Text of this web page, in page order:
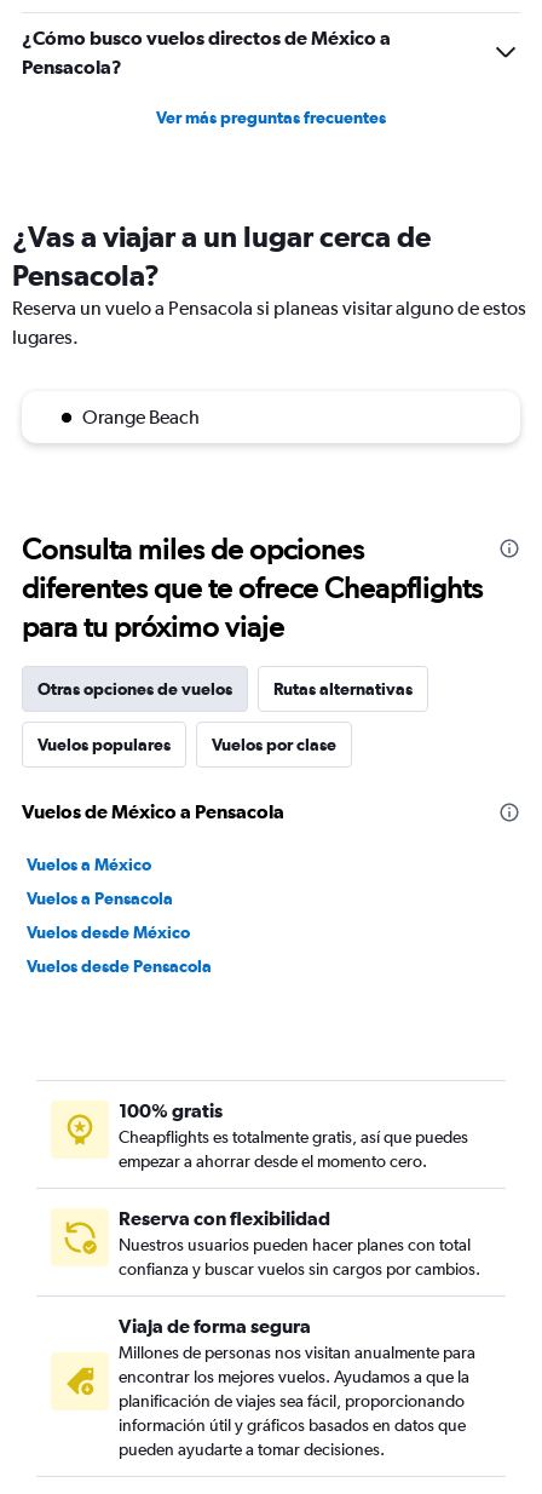
¿Cómo busco vuelos directos de México a
Pensacola?
Ver más preguntas frecuentes
¿Vas a viajar a un lugar cerca de
Pensacola?
Reserva un vuelo a Pensacola si planeas visitar alguno de estos
lugares.
Orange Beach
Consulta miles de opciones
diferentes que te ofrece Cheapflights
para tu próximo viaje
Otras opciones de vuelos Rutas alternativas
Vuelos populares Vuelos por clase
Vuelos de México a Pensacola
Vuelos a México
Vuelos a Pensacola
Vuelos desde México
Vuelos desde Pensacola
100% gratis
Cheapflights es totalmente gratis, así que puedes
empezar a ahorrar desde el momento cero.
Reserva con flexibilidad
Nuestros usuarios pueden hacer planes con total
confianza y buscar vuelos sin cargos por cambios.
Viaja de forma segura
Millones de personas nos visitan anualmente para
encontrar los mejores vuelos. Ayudamos a que la
planificación de viajes sea fácil, proporcionando
información útil y gráficos basados en datos que
pueden ayudarte a tomar decisiones.